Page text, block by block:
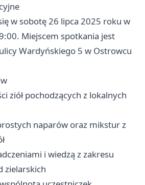
w sobotę 26 lipca 2025 roku w
Miejscem spotkania jest
Wardyńskiego 5 w Ostrowcu
ziół pochodzących z lokalnych
naparów oraz mikstur z
i wiedzą z zakresu
zielarskich